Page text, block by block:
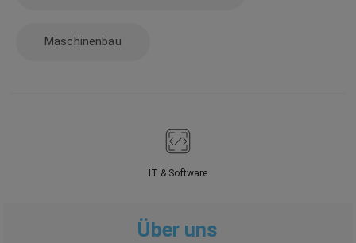
Maschinenbau
IT & Software
Über uns